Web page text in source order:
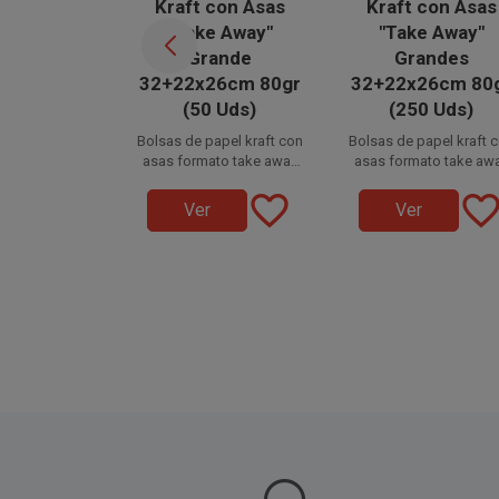
Kraft con Asas
"Take Away"
Grande
32+22x26cm 80gr
(50 Uds)
Bolsas de papel kraft con
asas formato take away
fabricadas en papel kraft
de 80 g.
paquetes de 50 unidades.
Ver favorite_border
Kraft con Asas
"Take Away"
Grandes
32+22x26cm
(250 Uds)
Bolsas de papel kraft
asas formato take
fabricadas en papel
de 80 g.
cajas de 250 unidades,
distribuidas en 5
Ver favorite_border